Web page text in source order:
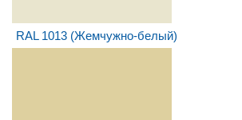
RAL 1013 (Жемчужно-белый)